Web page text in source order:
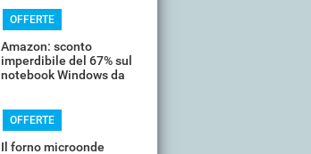
OFFERTE
Amazon: sconto
imperdibile del 67% sul
notebook Windows da
OFFERTE
Il forno microonde